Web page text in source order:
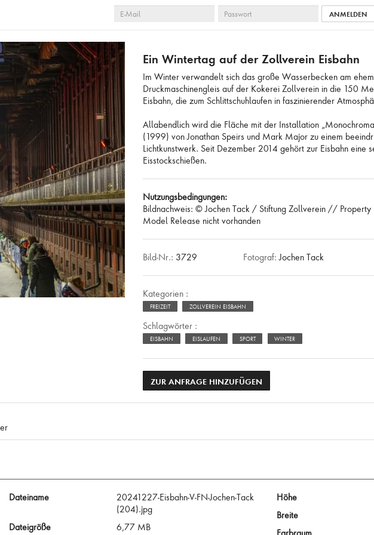
MAIL
PASSWORT
ANMELDEN
AUSWAHL ANZEIGEN AUSWAHL ZUR ANFRAGE HINZUFÜGEN ...
Ein Wintertag auf der Zollverein Eisbahn
Im Winter verwandelt sich das große Wasserbecken am
Druckmaschinengleis auf der Kokerei Zollverein in die 150
Eisbahn, die zum Schlittschuhlaufen in faszinierender
Allabendlich wird die Fläche mit der Installation
(1999) von Jonathan Speirs und Mark Major zu einem
Lichtkunstwerk. Seit Dezember 2014 gehört zur Eisbahn eine
Eisstockschießen.
Nutzungsbedingungen:
Bildnachweis: © Jochen Tack / Stiftung Zollverein //
Model Release nicht vorhanden
Bild-Nr.: 3729 Fotograf: Jochen Tack
Kategorien :
FREIZEIT ZOLLVEREIN EISBAHN
Schlagwörter :
EISBAHN EISLAUFEN SPORT WINTER
ZUR ANFRAGE HINZUFÜGEN
Dateiname
20241227-Eisbahn-V-FN-Jochen-Tack
(204).jpg
Dateigröße
6,77 MB
Höhe
Breite